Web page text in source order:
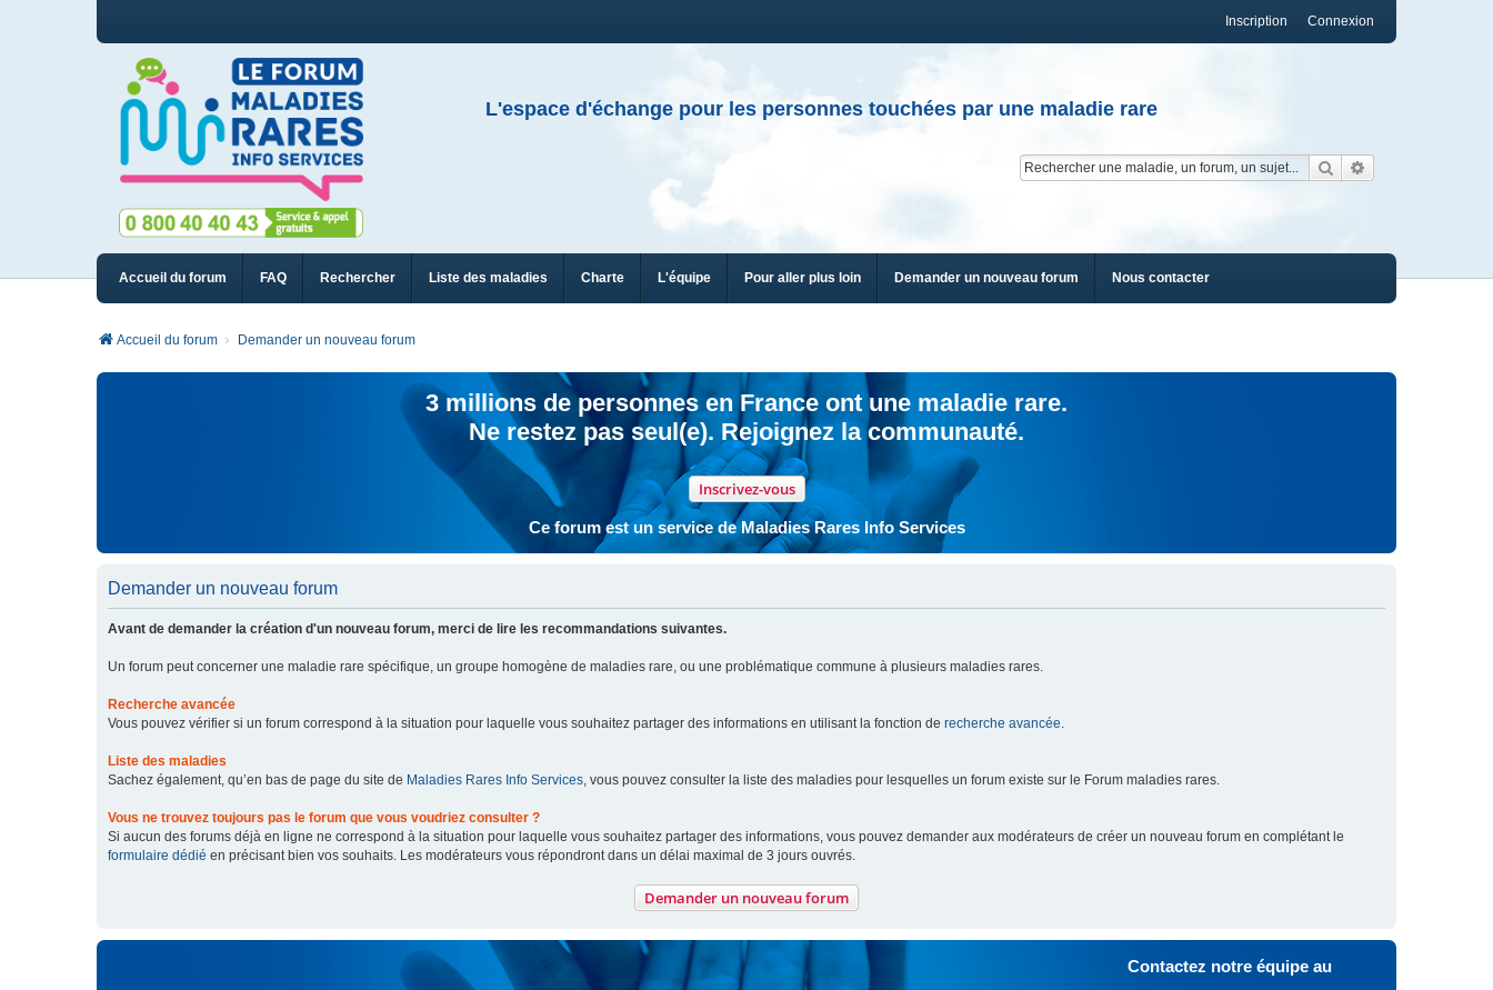
Connexion
Inscription
L'espace d'échange pour les personnes touchées par une maladie rare
Rechercher
Accueil du forum FAQ Rechercher Liste des maladies Charte L'équipe Pour aller plus loin Demander un nouveau forum Nous contacter
Accueil du forum Demander un nouveau forum
3 millions de personnes en France ont une maladie rare.
Ne restez pas seul(e). Rejoignez la communauté.
Inscrivez-vous
Ce forum est un service de Maladies Rares Info Services
Demander un nouveau forum
Avant de demander la création d'un nouveau forum, merci de lire les recommandations suivantes.
Un forum peut concerner une maladie rare spécifique, un groupe homogène de maladies rare, ou une problématique commune à plusieurs maladies rares.
Recherche avancée
Vous pouvez vérifier si un forum correspond à la situation pour laquelle vous souhaitez partager des informations en utilisant la fonction de recherche avancée.
Liste des maladies
Sachez également, qu’en bas de page du site de Maladies Rares Info Services, vous pouvez consulter la liste des maladies pour lesquelles un forum existe sur le Forum maladies rares.
Vous ne trouvez toujours pas le forum que vous voudriez consulter ?
Si aucun des forums déjà en ligne ne correspond à la situation pour laquelle vous souhaitez partager des informations, vous pouvez demander aux modérateurs de créer un nouveau forum en complétant le
formulaire dédié en précisant bien vos souhaits. Les modérateurs vous répondront dans un délai maximal de 3 jours ouvrés.
Demander un nouveau forum
Contactez notre équipe au